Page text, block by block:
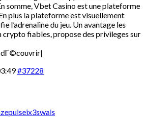
somme, Vbet Casino est une plateforme
plus la plateforme est visuellement
l’adrenaline du jeu. Un avantage les
crypto fiables, propose des privileges sur
dГ©couvrir|
#37228